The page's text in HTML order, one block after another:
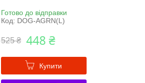
Готово до відправки
Код: DOG-AGRN(L)
525 ₴ 448 ₴
Купити